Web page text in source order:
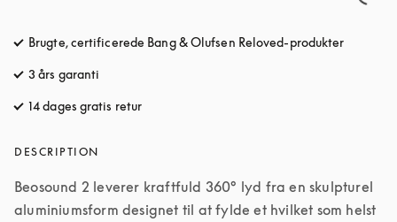
Brugte, certificerede Bang & Olufsen Reloved-produkter
3 års garanti
14 dages gratis retur
DESCRIPTION
Beosound 2 leverer kraftfuld 360° lyd fra en skulpturel
aluminiumsform designet til at fylde et hvilket som helst